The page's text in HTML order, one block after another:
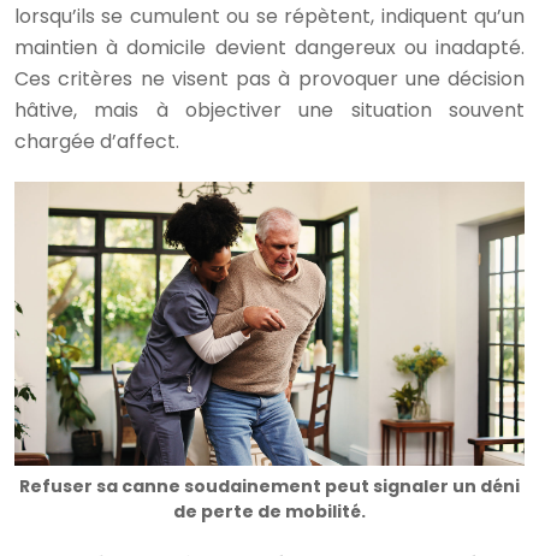
lorsqu’ils se cumulent ou se répètent, indiquent qu’un
maintien à domicile devient dangereux ou inadapté.
Ces critères ne visent pas à provoquer une décision
hâtive, mais à objectiver une situation souvent
chargée d’affect.
Refuser sa canne soudainement peut signaler un déni
de perte de mobilité.